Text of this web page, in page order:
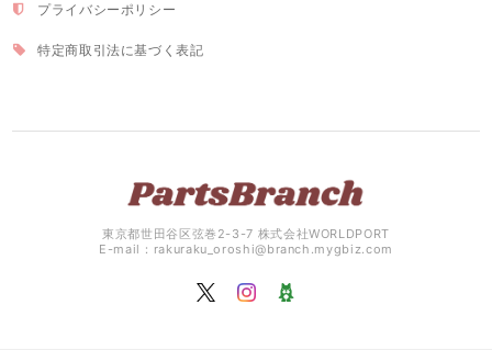
プライバシーポリシー
特定商取引法に基づく表記
東京都世田谷区弦巻2-3-7 株式会社WORLDPORT
E-mail： rakuraku_oroshi@branch.mygbiz.com